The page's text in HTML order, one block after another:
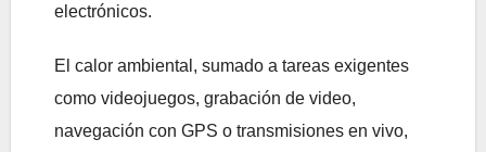
electrónicos.
El calor ambiental, sumado a tareas exigentes
como videojuegos, grabación de video,
navegación con GPS o transmisiones en vivo,